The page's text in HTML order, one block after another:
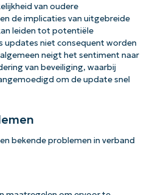
van oudere
de implicaties van uitgebreide
leiden tot potentiële
updates niet consequent worden
neigt het sentiment naar
van beveiliging, waarbij
om de update snel
bekende problemen in verband